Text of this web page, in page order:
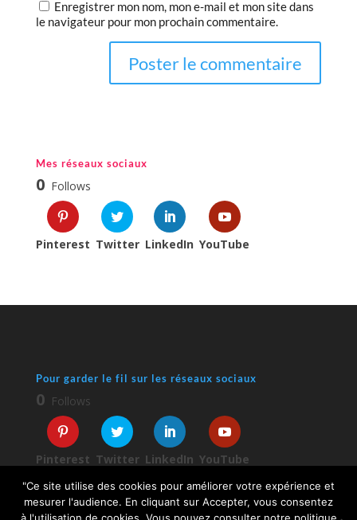
Enregistrer mon nom, mon e-mail et mon site dans
le navigateur pour mon prochain commentaire.
Mes réseaux sociaux
0 Follows
Pinterest Twitter LinkedIn YouTube
Pour garder le fil sur les réseaux sociaux
0 Follows
Pinterest Twitter LinkedIn YouTube
"Ce site utilise des cookies pour améliorer votre expérience et
mesurer l'audience. En cliquant sur Accepter, vous consentez